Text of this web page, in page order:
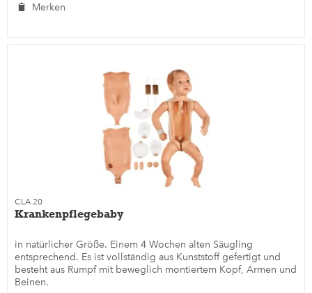
Merken
CLA 20
Krankenpflegebaby
in natürlicher Größe. Einem 4 Wochen alten Säugling
entsprechend. Es ist vollständig aus Kunststoff gefertigt und
besteht aus Rumpf mit beweglich montiertem Kopf, Armen und
Beinen.